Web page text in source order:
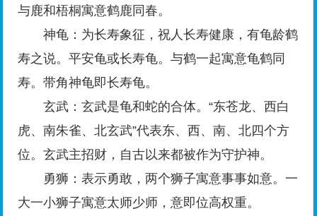
与鹿和梧桐寓意鹤鹿同春。
神龟：为长寿象征，祝人长寿健康，有龟龄鹤
寿之说。平安龟或长寿龟。与鹤一起寓意龟鹤同
寿。带角神龟即长寿龟。
玄武：玄武是龟和蛇的合体。“东苍龙、西白
虎、南朱雀、北玄武”代表东、西、南、北四个方
位。玄武主招财，自古以来都被作为守护神。
勇狮：表示勇敢，两个狮子寓意事事如意。一
大一小狮子寓意太师少师，意即位高权重。